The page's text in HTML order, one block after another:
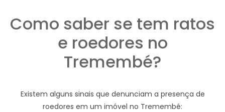
Como saber se tem ratos
e roedores no
Tremembé?
Existem alguns sinais que denunciam a presença de
roedores em um imóvel no Tremembé: